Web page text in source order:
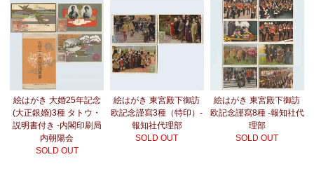
絵はがき 大婚25年記念
(大正銀婚)3種 タトウ・
説明書付き -内閣印刷局
内朝陽会
SOLD OUT
絵はがき 東宮殿下御訪
欧記念謹寫3種（特印）-
報知社代理部
SOLD OUT
絵はがき 東宮殿下御訪
欧記念謹寫8種 -報知社代
理部
SOLD OUT